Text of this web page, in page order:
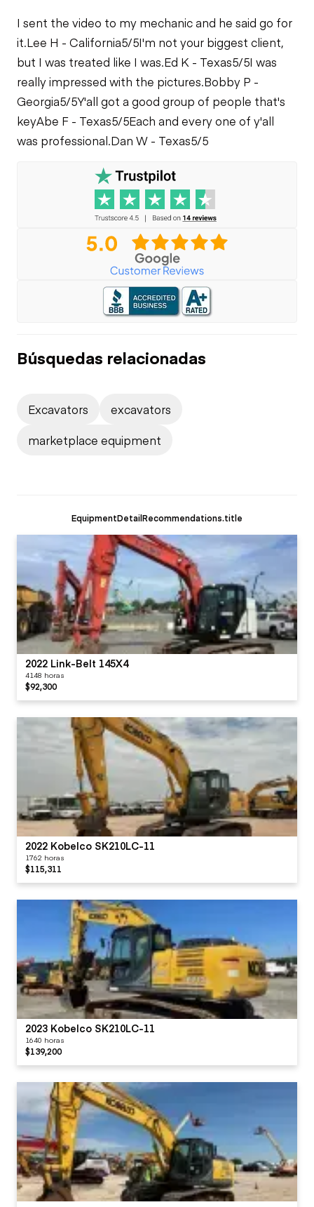
I sent the video to my mechanic and he said go for
it.Lee H - California5/5I'm not your biggest client,
but I was treated like I was.Ed K - Texas5/5I was
really impressed with the pictures.Bobby P -
Georgia5/5Y'all got a good group of people that's
keyAbe F - Texas5/5Each and every one of y'all
was professional.Dan W - Texas5/5
Búsquedas relacionadas
Excavators
excavators
marketplace equipment
EquipmentDetailRecommendations.title
2022 Link-Belt 145X4
4148 horas
$92,300
2022 Kobelco SK210LC-11
1762 horas
$115,311
2023 Kobelco SK210LC-11
1640 horas
$139,200